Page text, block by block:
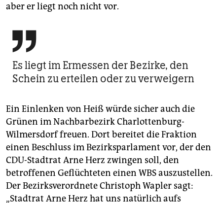
aber er liegt noch nicht vor.

Es liegt im Ermessen der Bezirke, den
Schein zu erteilen oder zu verweigern
Ein Einlenken von Heiß würde sicher auch die
Grünen im Nachbarbezirk Charlottenburg-
Wilmersdorf freuen. Dort bereitet die Fraktion
einen Beschluss im Bezirksparlament vor, der den
CDU-Stadtrat Arne Herz zwingen soll, den
betroffenen Geflüchteten einen WBS auszustellen.
Der Bezirksverordnete Christoph Wapler sagt:
„Stadtrat Arne Herz hat uns natürlich aufs